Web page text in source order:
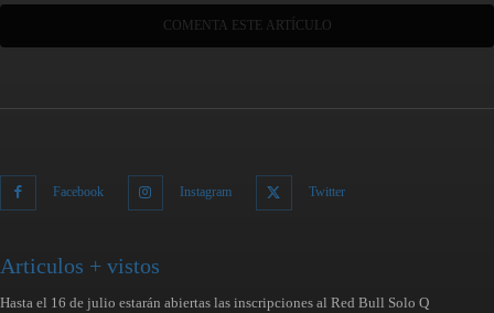
Facebook Instagram Twitter
Articulos + vistos
Hasta el 16 de julio estarán abiertas las inscripciones al Red Bull Solo Q